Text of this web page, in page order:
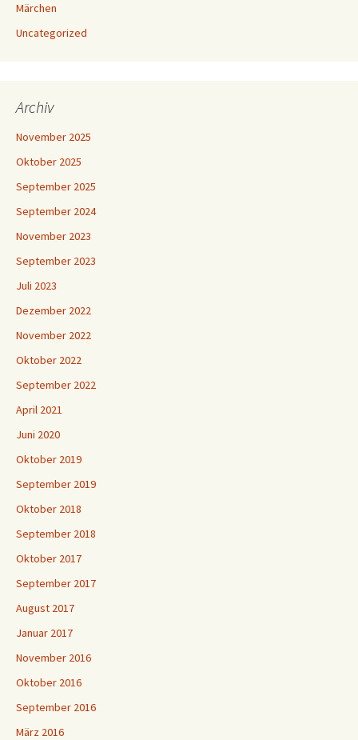
Märchen
Uncategorized
Archiv
November 2025
Oktober 2025
September 2025
September 2024
November 2023
September 2023
Juli 2023
Dezember 2022
November 2022
Oktober 2022
September 2022
April 2021
Juni 2020
Oktober 2019
September 2019
Oktober 2018
September 2018
Oktober 2017
September 2017
August 2017
Januar 2017
November 2016
Oktober 2016
September 2016
März 2016